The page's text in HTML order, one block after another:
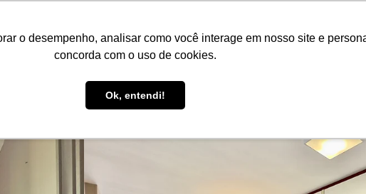
o desempenho, analisar como você interage em nosso site e
concorda com o uso de cookies.
Ok, entendi!
Annoncez votre bien ! Be Guide